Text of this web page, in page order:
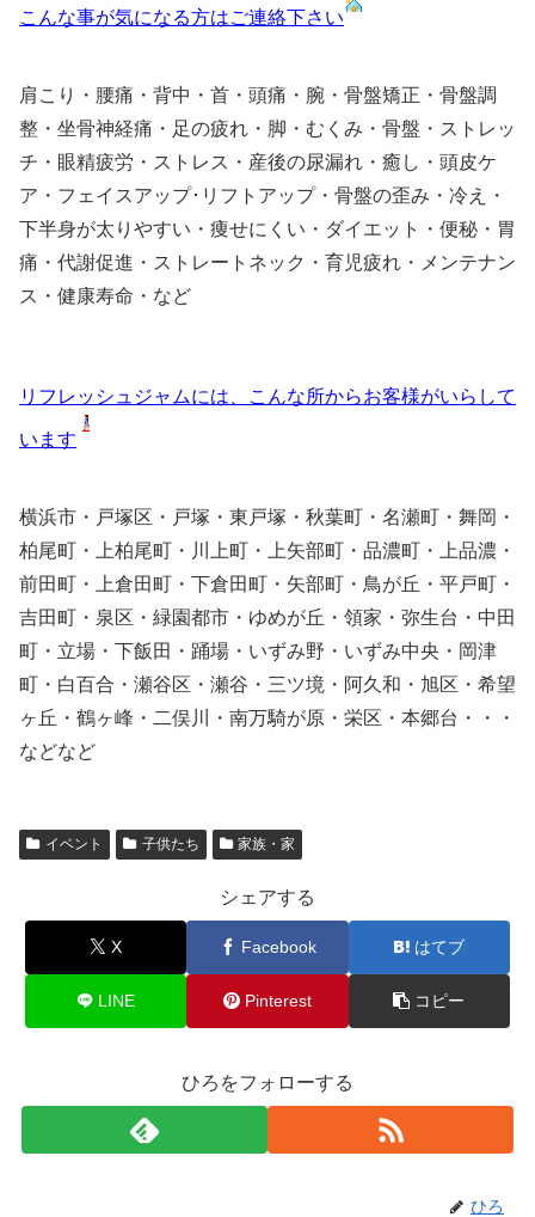
こんな事が気になる方はご連絡下さい
肩こり・腰痛・背中・首・頭痛・腕・骨盤矯正・骨盤調
整・坐骨神経痛・足の疲れ・脚・むくみ・骨盤・ストレッ
チ・眼精疲労・ストレス・産後の尿漏れ・癒し・頭皮ケ
ア・フェイスアップ･リフトアップ・骨盤の歪み・冷え・
下半身が太りやすい・痩せにくい・ダイエット・便秘・胃
痛・代謝促進・ストレートネック・育児疲れ・メンテナン
ス・健康寿命・など
リフレッシュジャムには、こんな所からお客様がいらして
います
横浜市・戸塚区・戸塚・東戸塚・秋葉町・名瀬町・舞岡・
柏尾町・上柏尾町・川上町・上矢部町・品濃町・上品濃・
前田町・上倉田町・下倉田町・矢部町・鳥が丘・平戸町・
吉田町・泉区・緑園都市・ゆめが丘・領家・弥生台・中田
町・立場・下飯田・踊場・いずみ野・いずみ中央・岡津
町・白百合・瀬谷区・瀬谷・三ツ境・阿久和・旭区・希望
ヶ丘・鶴ヶ峰・二俣川・南万騎が原・栄区・本郷台・・・
などなど
イベント 子供たち 家族・家
シェアする
X Facebook はてブ
LINE Pinterest コピー
ひろをフォローする
ひろ